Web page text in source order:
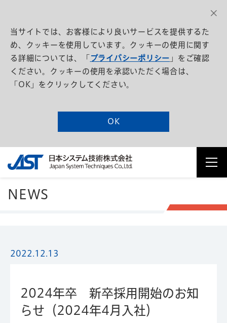
当サイトでは、お客様により良いサービスを提供するた
め、クッキーを使用しています。クッキーの使用に関す
る詳細については、「 プライバシーポリシー 」をご確認
ください。クッキーの使用を承認いただく場合は、
「OK」をクリックしてください。
OK
NEWS
2022.12.13
2024年卒 新卒採用開始のお知
らせ（2024年4月入社）